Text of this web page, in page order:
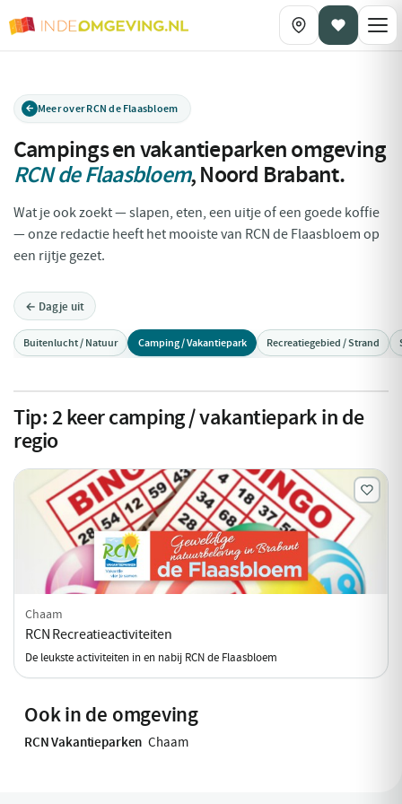
Meer over RCN de Flaasbloem
Campings en vakantieparken omgeving
RCN de Flaasbloem,Noord Brabant.
Wat je ook zoekt — slapen, eten, een uitje of een goede koffie
— onze redactie heeft het mooiste van RCN de Flaasbloem op
een rijtje gezet.
← Dagje uit
Buitenlucht / Natuur Camping / Vakantiepark Recreatiegebied / Strand
Tip: 2keer camping / vakantiepark in de
regio
Chaam
RCN Recreatieactiviteiten
De leukste activiteiten in en nabij RCN de Flaasbloem
Ook in de omgeving
RCN Vakantieparken Chaam